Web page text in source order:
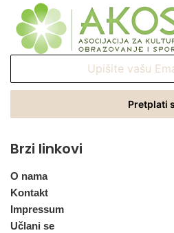
Email
Brzi linkovi
O nama
Kontakt
Impressum
Učlani se